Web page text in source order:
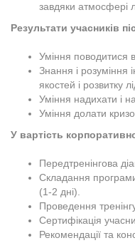
завдяки атмосфері
Результати учасників
Уміння поводитися
Знання і розуміння
якостей і розвитку
Уміння надихати і
Уміння долати
У вартість
Передтренінгова
Складання
(1-2 дні).
Проведення
Сертифікація
Рекомендації та